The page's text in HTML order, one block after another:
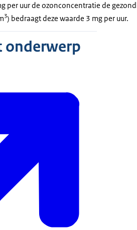
per uur de ozonconcentratie de
3) bedraagt deze waarde 3 mg per uur.
onderwerp